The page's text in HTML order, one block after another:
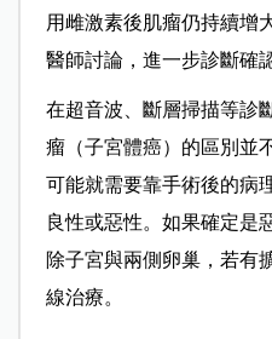
用雌激素後肌瘤仍持續增
醫師討論，進一步診斷確
在超音波、斷層掃描等診
瘤（子宮體癌）的區別並
可能就需要靠手術後的病
良性或惡性。如果確定是
除子宮與兩側卵巢，若有
線治療。